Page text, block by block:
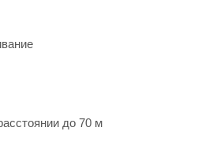
до 70 м